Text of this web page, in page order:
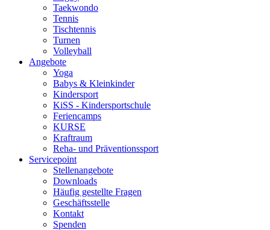
Taekwondo
Tennis
Tischtennis
Turnen
Volleyball
Angebote
Yoga
Babys & Kleinkinder
Kindersport
KiSS - Kindersportschule
Feriencamps
KURSE
Kraftraum
Reha- und Präventionssport
Servicepoint
Stellenangebote
Downloads
Häufig gestellte Fragen
Geschäftsstelle
Kontakt
Spenden